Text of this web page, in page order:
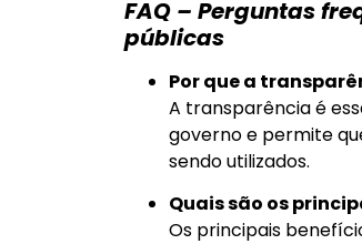
FAQ – Perguntas
públicas
Por que a
A transparência é
governo e permite
sendo utilizados.
Quais são os
Os principais